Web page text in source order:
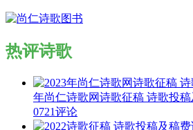
热评诗歌
年尚仁诗歌网诗歌征稿 诗歌投
0721评论